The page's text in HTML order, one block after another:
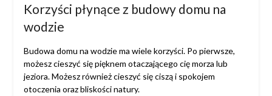
Korzyści płynące z budowy domu na
wodzie
Budowa domu na wodzie ma wiele korzyści. Po pierwsze,
możesz cieszyć się pięknem otaczającego cię morza lub
jeziora. Możesz również cieszyć się ciszą i spokojem
otoczenia oraz bliskości natury.